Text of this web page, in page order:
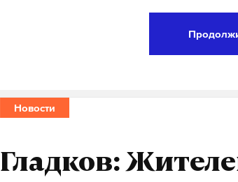
Новости
Гладков: